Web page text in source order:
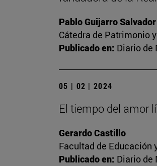
Pablo Guijarro Salvador
Cátedra de Patrimonio
Publicado en: Diario de
05 | 02 | 2024
El tiempo del amor
Gerardo Castillo
Facultad de Educación
Publicado en: Diario de